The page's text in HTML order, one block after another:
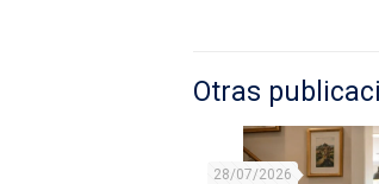
Otras
28/07/2026